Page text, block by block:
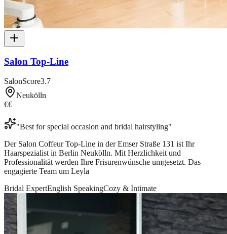
Salon Top-Line
SalonScore3.7
Neukölln
€€
"Best for special occasion and bridal hairstyling"
Der Salon Coffeur Top-Line in der Emser Straße 131 ist Ihr
Haarspezialist in Berlin Neukölln. Mit Herzlichkeit und
Professionalität werden Ihre Frisurenwünsche umgesetzt. Das
engagierte Team um Leyla
Bridal ExpertEnglish SpeakingCozy & Intimate